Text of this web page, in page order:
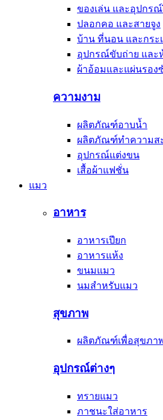
ของเล่น และอุปกร
ปลอกคอ และสายจูง
บ้าน ที่นอน และกระ
อุปกรณ์ขับถ่าย และ
ผ้าอ้อมและแผ่นรอง
ความงาม
ผลิตภัณฑ์อาบน้ำ
ผลิตภัณฑ์ทำความส
อุปกรณ์แต่งขน
เสื้อผ้าแฟชั่น
แมว
อาหาร
อาหารเปียก
อาหารแห้ง
ขนมแมว
นมสำหรับแมว
สุขภาพ
ผลิตภัณฑ์เพื่อสุขภา
อุปกรณ์ต่างๆ
ทรายแมว
ภาชนะใส่อาหาร